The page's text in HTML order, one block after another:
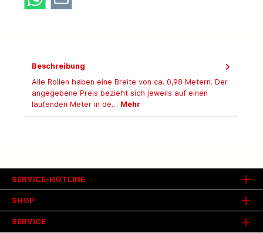
Beschreibung
Alle Rollen haben eine Breite von ca. 0,98 Metern. Der
angegebene Preis bezieht sich jeweils auf einen
laufenden Meter in de… Mehr
SHOP
SERVICE
SERVICE-HOTLINE